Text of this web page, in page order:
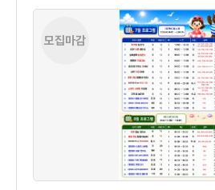
모집마감